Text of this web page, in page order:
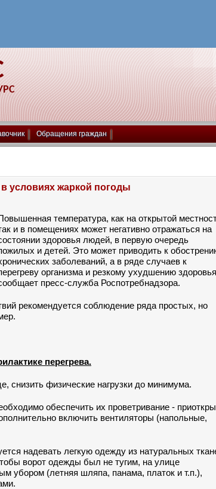
Обращения граждан
условиях жаркой погоды
температура, как на открытой
и в помещениях может негативно отражаться на
здоровья людей, в первую очередь
и детей. Это может приводить к
заболеваний, а в ряде случаев к
организма и резкому ухудшению
пресс-служба Роспотребнадзора.
рекомендуется соблюдение ряда простых, но
перегрева.
снизить физические нагрузки до минимума.
обеспечить их проветривание -
включить вентиляторы (напольные,
надевать легкую одежду из натуральных
ворот одежды был не тугим, на улице
убором (летняя шляпа, панама, платок и т.п.),